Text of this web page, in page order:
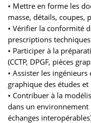
• Mettre en forme les
masse, détails, coupes,
• Vérifier la conformité
prescriptions
• Participer à la
(CCTP, DPGF, pièces
• Assister les
graphique des études et
• Contribuer à la
dans un
échanges